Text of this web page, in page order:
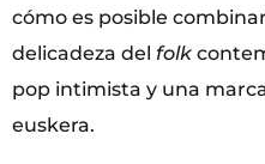
cómo es posible
delicadeza del folk
pop intimista y una
euskera.